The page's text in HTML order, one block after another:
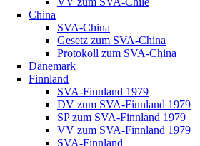
China
SVA-China
Gesetz zum SVA-China
Protokoll zum SVA-China
Dänemark
Finnland
SVA-Finnland 1979
DV zum SVA-Finnland 1979
SP zum SVA-Finnland 1979
VV zum SVA-Finnland 1979
SVA-Finnland